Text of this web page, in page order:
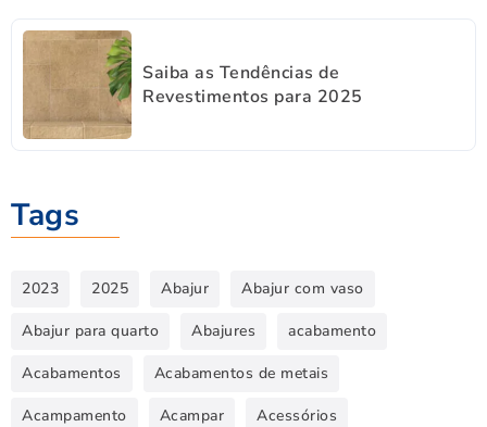
Saiba as Tendências de
Revestimentos para 2025
Tags
2023 2025 Abajur Abajur com vaso
Abajur para quarto Abajures acabamento
Acabamentos Acabamentos de metais
Acampamento Acampar Acessórios